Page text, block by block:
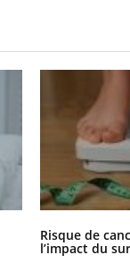
Risque de
l’impact du